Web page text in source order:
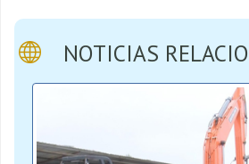
NOTICIAS